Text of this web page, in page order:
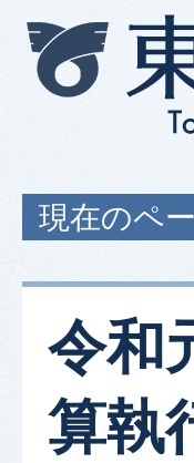
現在のペ
令和
算執